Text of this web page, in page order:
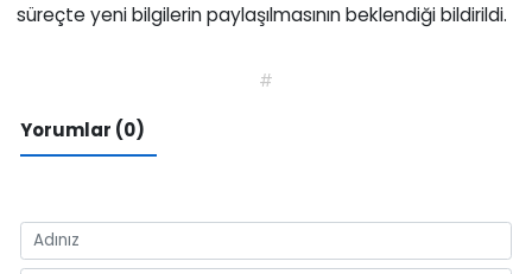
süreçte yeni bilgilerin paylaşılmasının beklendiği bildirildi.
#
Yorumlar (0)